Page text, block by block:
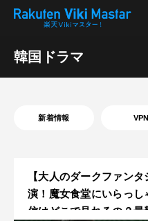
韓国ドラマ
新着情報 VPN
【大人のダークファン
演！魔女食堂にいらっ
信はどこで見れるの？